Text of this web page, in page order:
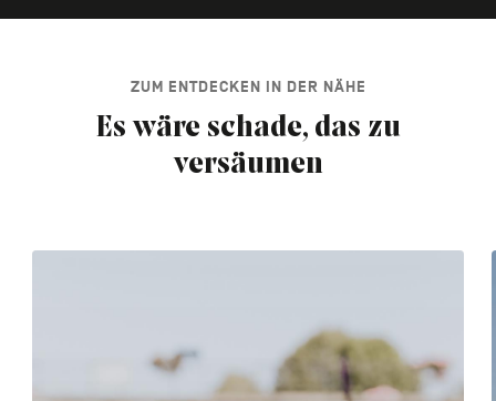
ZUM ENTDECKEN IN DER NÄHE
Es wäre schade, das zu
versäumen